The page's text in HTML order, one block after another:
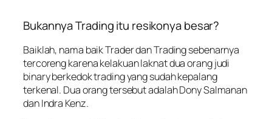
Bukannya Trading itu resikonya besar?
Baiklah, nama baik Trader dan Trading sebenarnya
tercoreng karena kelakuan laknat dua orang judi
binary berkedok trading yang sudah kepalang
terkenal. Dua orang tersebut adalah Dony Salmanan
dan Indra Kenz.